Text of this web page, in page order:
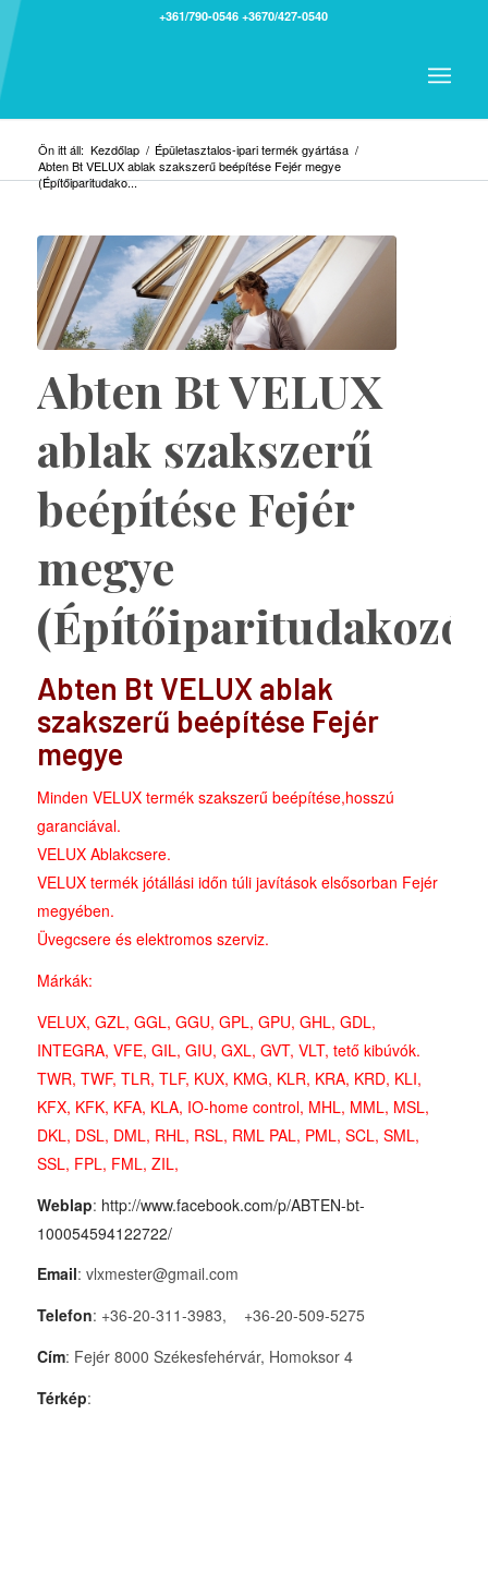
+361/790-0546 +3670/427-0540
Ön itt áll: Kezdőlap / Épületasztalos-ipari termék gyártása /
Abten Bt VELUX ablak szakszerű beépítése Fejér megye
(Építőiparitudako...
Abten Bt VELUX
ablak szakszerű
beépítése Fejér
megye
(Építőiparitudakozó)
Abten Bt VELUX ablak
szakszerű beépítése Fejér
megye
Minden VELUX termék szakszerű beépítése,hosszú
garanciával.
VELUX Ablakcsere.
VELUX termék jótállási időn túli javítások elsősorban Fejér
megyében.
Üvegcsere és elektromos szerviz.
Márkák:
VELUX, GZL, GGL, GGU, GPL, GPU, GHL, GDL,
INTEGRA, VFE, GIL, GIU, GXL, GVT, VLT, tető kibúvók.
TWR, TWF, TLR, TLF, KUX, KMG, KLR, KRA, KRD, KLI,
KFX, KFK, KFA, KLA, IO-home control, MHL, MML, MSL,
DKL, DSL, DML, RHL, RSL, RML PAL, PML, SCL, SML,
SSL, FPL, FML, ZIL,
Weblap: http://www.facebook.com/p/ABTEN-bt-
100054594122722/
Email: vlxmester@gmail.com
Telefon: +36-20-311-3983, +36-20-509-5275
Cím: Fejér 8000 Székesfehérvár, Homoksor 4
Térkép: